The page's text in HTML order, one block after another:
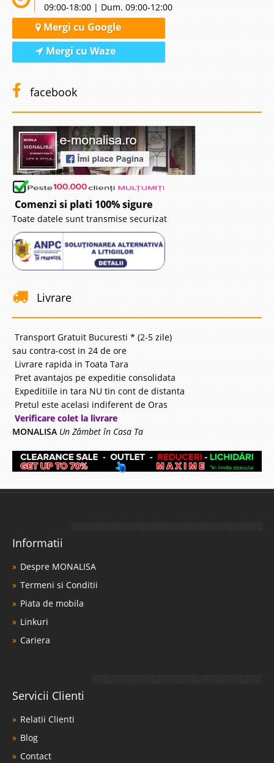
09:00-18:00 | Dum. 09:00-12:00
Mergi cu Google
Mergi cu Waze
facebook
Comenzi si plati 100% sigure
Toate datele sunt transmise securizat
Livrare
Transport Gratuit Bucuresti * (2-5 zile)
sau contra-cost in 24 de ore
Livrare rapida in Toata Tara
Pret avantajos pe expeditie consolidata
Expeditiile in tara NU tin cont de distanta
Pretul este acelasi indiferent de Oras
Verificare colet la livrare
MONALISA Un Zâmbet în Casa Ta
Informatii
Despre MONALISA
Termeni si Conditii
Piata de mobila
Linkuri
Cariera
Servicii Clienti
Relatii Clienti
Blog
Contact